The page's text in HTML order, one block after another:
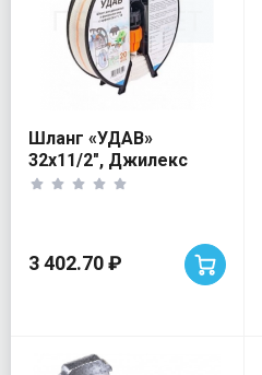
Шланг «УДАВ»
32х11/2", Джилекс
3 402.70 ₽